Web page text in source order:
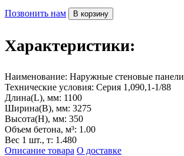
Позвонить нам В корзину
Характеристики:
Наименование: Наружные стеновые панели
Технические условия: Серия 1,090,1-1/88
Длина(L), мм: 1100
Ширина(B), мм: 3275
Высота(H), мм: 350
Объем бетона, м³: 1.00
Вес 1 шт., т: 1.480
Описание товара О доставке